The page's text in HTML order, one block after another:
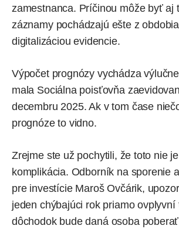
zamestnanca. Príčinou môže byť aj
záznamy pochádzajú ešte z
digitalizáciou evidencie.
Výpočet prognózy vychádza
mala Sociálna poisťovňa
decembru 2025. Ak v tom čase
prognóze to vidno.
Zrejme ste už pochytili, že toto nie
komplikácia. Odborník na sporenie
pre investície Maroš Ovčárik,
jeden chýbajúci rok priamo ovplyvní
dôchodok bude daná osoba